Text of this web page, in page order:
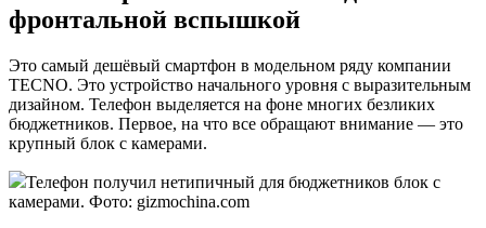
фронтальной вспышкой
Это самый дешёвый смартфон в модельном ряду компании
TECNO. Это устройство начального уровня с выразительным
дизайном. Телефон выделяется на фоне многих безликих
бюджетников. Первое, на что все обращают внимание — это
крупный блок с камерами.
Телефон получил нетипичный для бюджетников блок с
камерами. Фото: gizmochina.com